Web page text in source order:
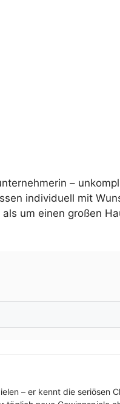
–
individuell mit
um einen großen
– er kennt die seriösen